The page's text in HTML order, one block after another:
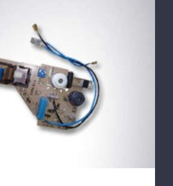
Πλακέτες & Διακόπτες